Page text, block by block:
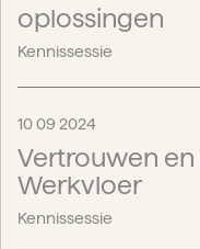
oplossingen
Kennissessie
10 09 2024
Vertrouwen
Werkvloer
Kennissessie